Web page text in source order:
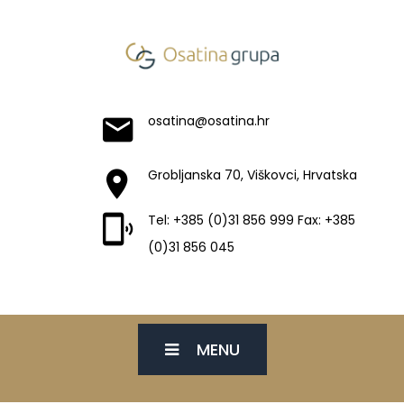
osatina@osatina.hr
Grobljanska 70, Viškovci, Hrvatska
Tel: +385 (0)31 856 999 Fax: +385
(0)31 856 045
MENU